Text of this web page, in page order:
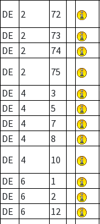
DE 2 72
DE
2 73
DE
2 74
DE
2 75
DE
4 3
DE
4 5
DE
4 7
DE
4 8
DE
4 10
DE
6 1
DE
6 2
DE
6 12